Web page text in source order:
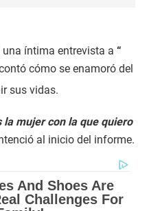
íntima entrevista a “
cómo se enamoró del
sus vidas.
la mujer con la que quiero
al inicio del informe.